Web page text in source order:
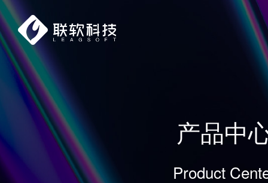
产品中
Product